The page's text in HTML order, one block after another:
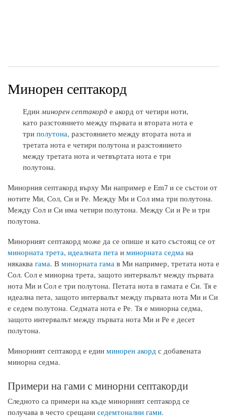
Минорен септакорд
Един минорен септакорд е акорд от четири ноти,
като разстоянието между първата и втората нота е
три полутона, разстоянието между втората нота и
третата нота е четири полутона и разстоянието
между третата нота и четвъртата нота е три
полутона.
Минорния септакорд върху Ми например е Em7 и се състои от
нотите Ми, Сол, Си и Ре. Между Ми и Сол има три полутона.
Между Сол и Си има четири полутона. Между Си и Ре и три
полутона.
Минорният септакорд може да се опише и като състоящ се от
минорната трета, идеалната пета и минорната седма на
някаква гама. В минорната гама в Ми например, третата нота е
Сол. Сол е минорна трета, защото интервалът между първата
нота Ми и Сол е три полутона. Петата нота в гамата е Си. Тя е
идеална пета, защото интервалът между първата нота Ми и Си
е седем полутона. Седмата нота е Ре. Тя е минорна седма,
защото интервалът между първата нота Ми и Ре е десет
полутона.
Минорният септакорд е един минорен акорд с добавената
минорна седма.
Примери на гами с минорни септакорди
Следното са примери на къде минорният септакорд се
получава в често срещани седемтонални гами.